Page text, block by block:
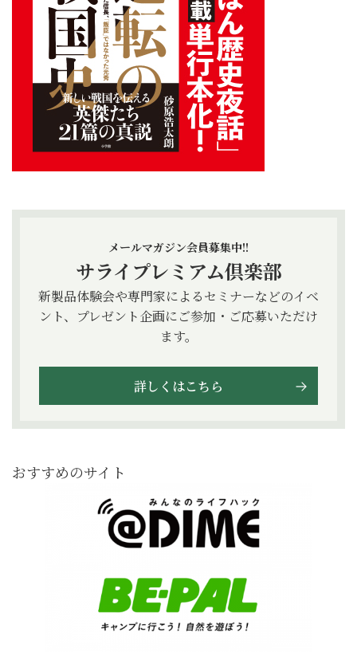
メールマガジン会員募集中!!
サライプレミアム倶楽部
新製品体験会や専門家によるセミナーなどのイベ
ント、プレゼント企画にご参加・ご応募いただけ
ます。
詳しくはこちら
おすすめのサイト